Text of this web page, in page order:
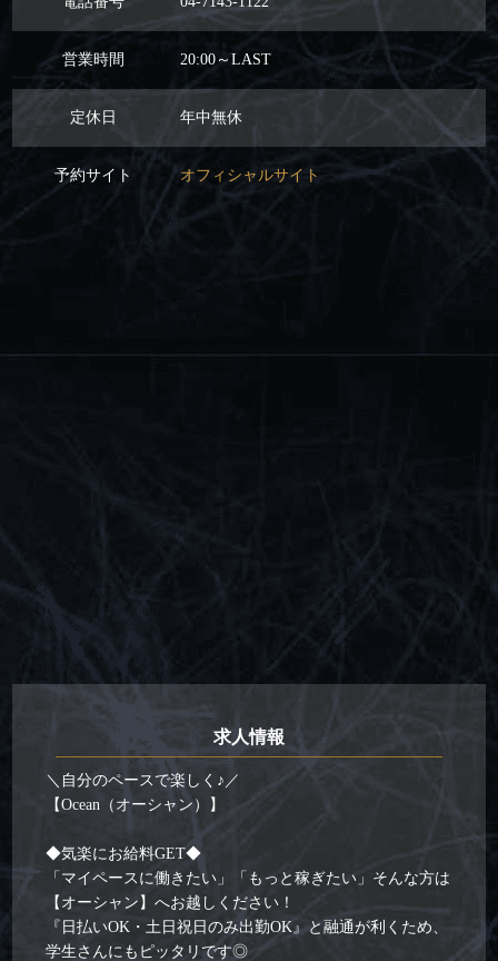
営業時間 20:00～LAST
定休日 年中無休
予約サイト オフィシャルサイト
求人情報
＼自分のペースで楽しく♪／
【Ocean（オーシャン）】
◆気楽にお給料GET◆
「マイペースに働きたい」「もっと稼ぎたい」そんな方は
【オーシャン】へお越しください！
『日払いOK・土日祝日のみ出勤OK』と融通が利くため、
学生さんにもピッタリです◎